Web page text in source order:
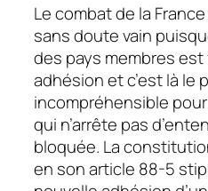
Le combat de la
sans doute vain
des pays membres
adhésion et c’est là le
incompréhensible
qui n’arrête pas
bloquée. La
en son article 88-5